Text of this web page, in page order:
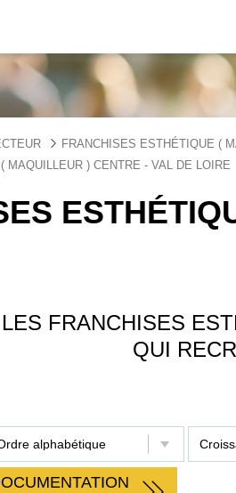
FRANCHISES ESTHÉTIQUE (
MAQUILLEUR ) CENTRE - VAL DE LOIRE
FRANCHISES
QUI